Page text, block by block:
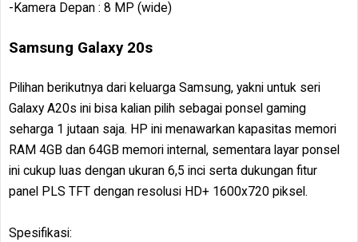
-Kamera Depan : 8 MP (wide)
Samsung Galaxy 20s
Pilihan berikutnya dari keluarga Samsung, yakni untuk seri
Galaxy A20s ini bisa kalian pilih sebagai ponsel gaming
seharga 1 jutaan saja. HP ini menawarkan kapasitas memori
RAM 4GB dan 64GB memori internal, sementara layar ponsel
ini cukup luas dengan ukuran 6,5 inci serta dukungan fitur
panel PLS TFT dengan resolusi HD+ 1600x720 piksel.
Spesifikasi: